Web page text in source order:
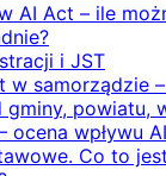
AI Act – ile
i JST
w samorządzie
gminy, powiatu,
ocena wpływu
Co to